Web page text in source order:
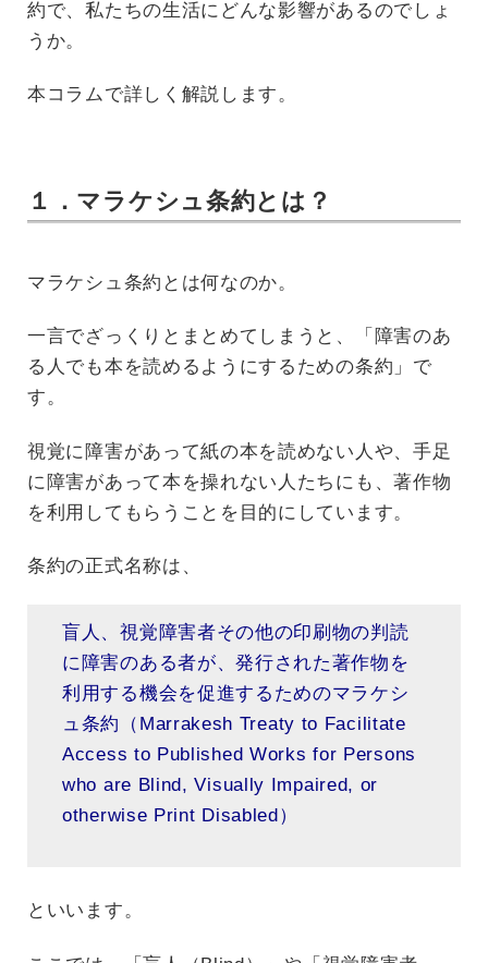
約で、私たちの生活にどんな影響があるのでしょ
うか。
本コラムで詳しく解説します。
１．マラケシュ条約とは？
マラケシュ条約とは何なのか。
一言でざっくりとまとめてしまうと、「障害のあ
る人でも本を読めるようにするための条約」で
す。
視覚に障害があって紙の本を読めない人や、手足
に障害があって本を操れない人たちにも、著作物
を利用してもらうことを目的にしています。
条約の正式名称は、
盲人、視覚障害者その他の印刷物の判読
に障害のある者が、発行された著作物を
利用する機会を促進するためのマラケシ
ュ条約（Marrakesh Treaty to Facilitate
Access to Published Works for Persons
who are Blind, Visually Impaired, or
otherwise Print Disabled）
といいます。